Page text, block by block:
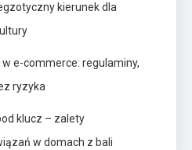
kierunek dla
e-commerce: regulaminy,
ryzyka
klucz – zalety
w domach z bali